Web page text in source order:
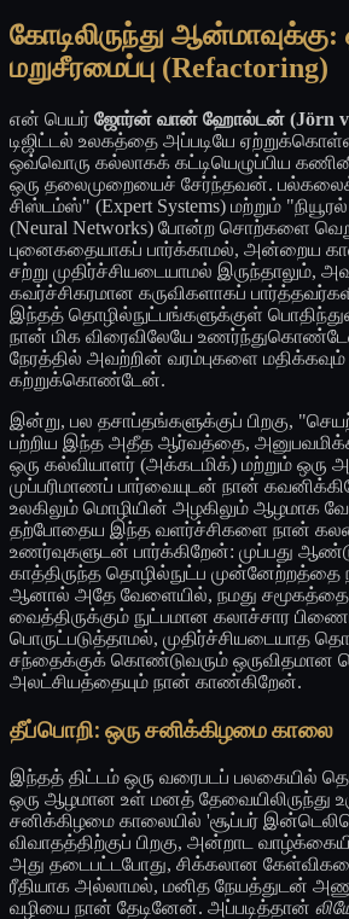
கோடிலிருந்து
மறுசீரமைப்பு (Refactoring)
என் பெயர் ஜோர்ன் வான் ஹோல்டன் (Jörn
டிஜிட்டல் உலகத்தை அப்படியே
ஒவ்வொரு கல்லாகக் கட்டியெழுப்பிய
ஒரு தலைமுறையைச் சேர்ந்தவன்.
சிஸ்டம்ஸ்" (Expert Systems) மற்றும்
(Neural Networks) போன்ற சொற்களை
புனைகதையாகப் பார்க்காமல், அன்றைய
சற்று முதிர்ச்சியடையாமல் இருந்தாலும்,
கவர்ச்சிகரமான கருவிகளாகப்
இந்தத் தொழில்நுட்பங்களுக்குள்
நான் மிக விரைவிலேயே
நேரத்தில் அவற்றின் வரம்புகளை
கற்றுக்கொண்டேன்.
இன்று, பல தசாப்தங்களுக்குப் பிறகு,
பற்றிய இந்த அதீத ஆர்வத்தை, அனுபவமிக்க
ஒரு கல்வியாளர் (அக்கடமிக்) மற்றும் ஒரு
முப்பரிமாணப் பார்வையுடன் நான்
உலகிலும் மொழியின் அழகிலும் ஆழமாக
தற்போதைய இந்த வளர்ச்சிகளை நான்
உணர்வுகளுடன் பார்க்கிறேன்: முப்பது
காத்திருந்த தொழில்நுட்ப
ஆனால் அதே வேளையில், நமது
வைத்திருக்கும் நுட்பமான கலாச்சார
பொருட்படுத்தாமல், முதிர்ச்சியடையாத
சந்தைக்குக் கொண்டுவரும் ஒருவிதமான
அலட்சியத்தையும் நான் காண்கிறேன்.
தீப்பொறி: ஒரு சனிக்கிழமை காலை
இந்தத் திட்டம் ஒரு வரைபடப் பலகையில்
ஒரு ஆழமான உள் மனத் தேவையிலிருந்து
சனிக்கிழமை காலையில் 'சூப்பர்
விவாதத்திற்குப் பிறகு, அன்றாட
அது தடைபட்டபோது, சிக்கலான
ரீதியாக அல்லாமல், மனித நேயத்துடன்
வழியை நான் தேடினேன். அப்படித்தான்